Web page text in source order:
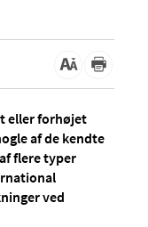
eller forhøjet
af de kendte
flere typer
ved